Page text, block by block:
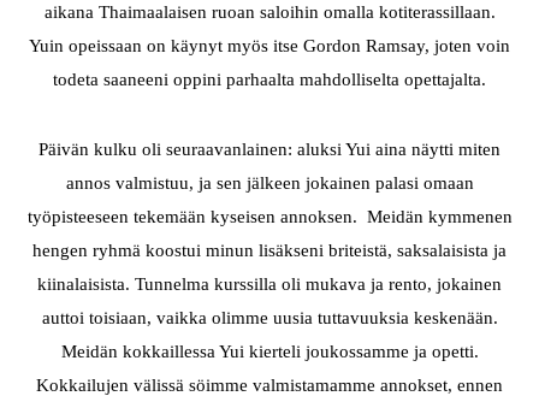
aikana Thaimaalaisen ruoan saloihin omalla kotiterassillaan.
Yuin opeissaan on käynyt myös itse Gordon Ramsay, joten voin
todeta saaneeni oppini parhaalta mahdolliselta opettajalta.
Päivän kulku oli seuraavanlainen: aluksi Yui aina näytti miten
annos valmistuu, ja sen jälkeen jokainen palasi omaan
työpisteeseen tekemään kyseisen annoksen. Meidän kymmenen
hengen ryhmä koostui minun lisäkseni briteistä, saksalaisista ja
kiinalaisista. Tunnelma kurssilla oli mukava ja rento, jokainen
auttoi toisiaan, vaikka olimme uusia tuttavuuksia keskenään.
Meidän kokkaillessa Yui kierteli joukossamme ja opetti.
Kokkailujen välissä söimme valmistamamme annokset, ennen